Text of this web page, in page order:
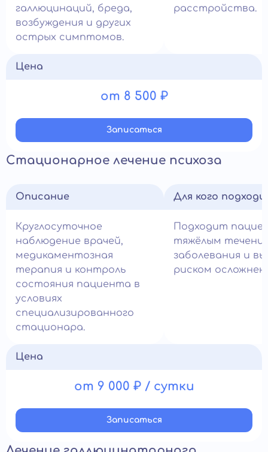
галлюцинаций, бреда,
возбуждения и других
острых симптомов.
расстройства.
Цена
от 8 500 ₽
Записатьcя
Стационарное лечение психоза
Описание
Круглосуточное
наблюдение врачей,
медикаментозная
терапия и контроль
состояния пациента в
условиях
специализированного
стационара.
Для кого
Подходит
тяжёлым
заболевания и
риском
Цена
от 9 000 ₽ / сутки
Записатьcя